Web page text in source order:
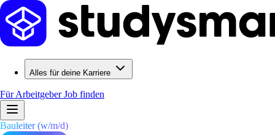
Alles für deine Karriere
Für ArbeitgeberJob finden
Bauleiter (w/m/d)